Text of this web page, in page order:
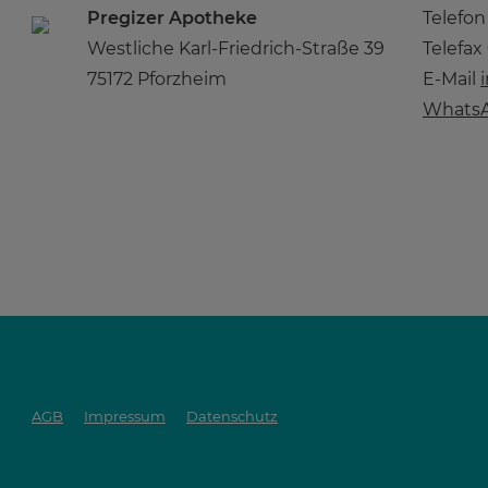
Pregizer Apotheke
Westliche Karl-Friedrich-Straße 39
75172 Pforzheim
Telefon
Telefax
E-Mail
AGB Impressum Datenschutz